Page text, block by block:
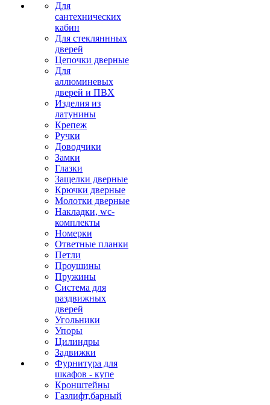
Для
сантехнических
кабин
Для стекляннных
дверей
Цепочки дверные
Для
аллюминевых
дверей и ПВХ
Изделия из
латунины
Крепеж
Ручки
Доводчики
Замки
Глазки
Защелки дверные
Крючки дверные
Молотки дверные
Накладки, wc-
комплекты
Номерки
Ответные планки
Петли
Проушины
Пружины
Система для
раздвижных
дверей
Угольники
Упоры
Цилиндры
Задвижки
Фурнитура для
шкафов - купе
Кронштейны
Газлифт,барный